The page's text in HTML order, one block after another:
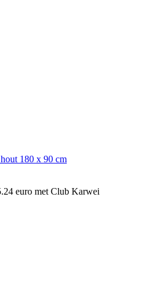
180 x 90 cm
euro met Club Karwei